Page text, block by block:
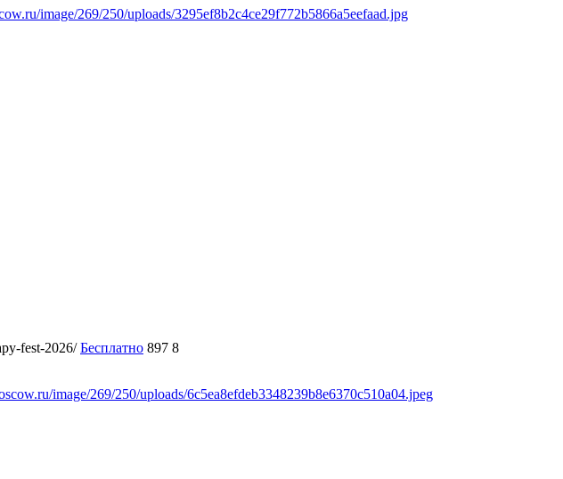
image/269/250/uploads/3295ef8b2c4ce29f772b5866a5eefaad.jpg
fest-2026/ Бесплатно 897 8
image/269/250/uploads/6c5ea8efdeb3348239b8e6370c510a04.jpeg